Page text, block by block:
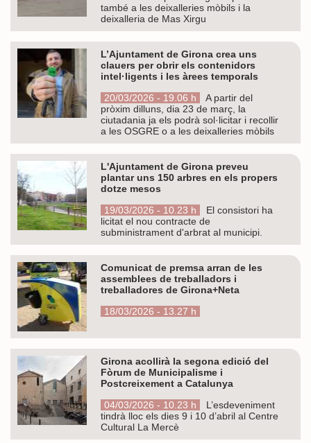
també a les deixalleries mòbils i la
deixalleria de Mas Xirgu
L’Ajuntament de Girona crea uns
clauers per obrir els contenidors
intel·ligents i les àrees temporals
20/03/2026 - 19.06 h
A partir del
pròxim dilluns, dia 23 de març, la
ciutadania ja els podrà sol·licitar i recollir
a les OSGRE o a les deixalleries mòbils
L'Ajuntament de Girona preveu
plantar uns 150 arbres en els propers
dotze mesos
19/03/2026 - 10.23 h
El consistori ha
licitat el nou contracte de
subministrament d'arbrat al municipi.
Comunicat de premsa arran de les
assemblees de treballadors i
treballadores de Girona+Neta
18/03/2026 - 13.27 h
Girona acollirà la segona edició del
Fòrum de Municipalisme i
Postcreixement a Catalunya
04/03/2026 - 10.23 h
L’esdeveniment
tindrà lloc els dies 9 i 10 d’abril al Centre
Cultural La Mercè